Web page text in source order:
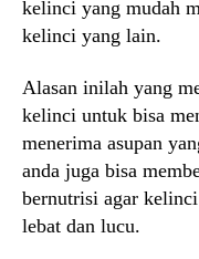
kelinci yang mudah
kelinci yang lain.
Alasan inilah yang
kelinci untuk bisa
menerima asupan
anda juga bisa
bernutrisi agar
lebat dan lucu.